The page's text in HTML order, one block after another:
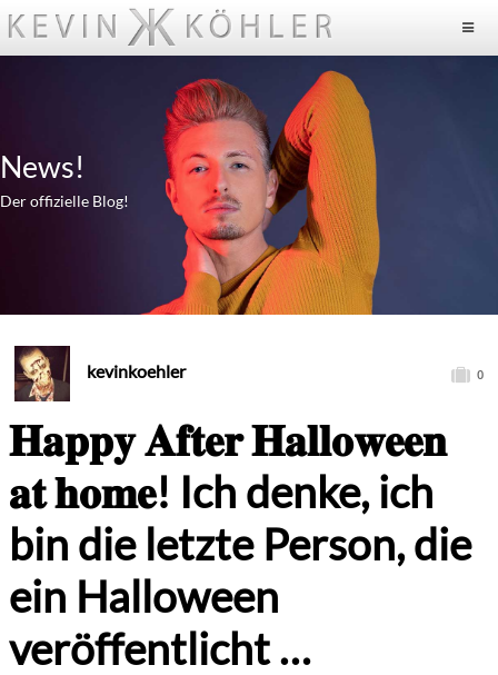
News!
Der offizielle Blog!
kevinkoehler 0
𝐇𝐚𝐩𝐩𝐲 𝐀𝐟𝐭𝐞𝐫 𝐇𝐚𝐥𝐥𝐨𝐰𝐞𝐞𝐧
𝐚𝐭 𝐡𝐨𝐦𝐞! Ich denke, ich
bin die letzte Person, die
ein Halloween
veröffentlicht …